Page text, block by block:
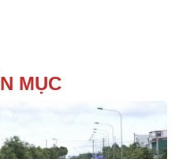
MỤC